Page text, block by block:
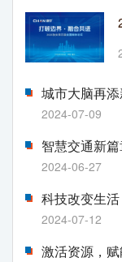
城市大脑再
2024-07-09
智慧交通新
2024-06-27
科技改变生
2024-07-12